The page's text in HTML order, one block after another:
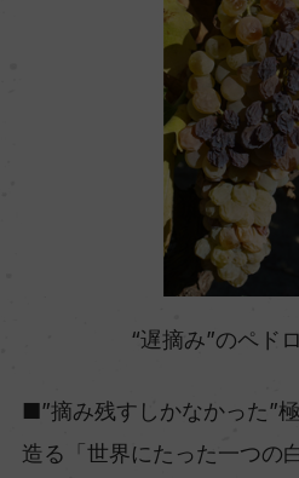
“遅摘み”のペド
■”摘み残すしかなかった”
造る「世界にたった一つの